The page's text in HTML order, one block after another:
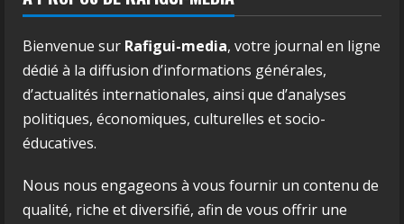
Bienvenue sur Rafigui-media, votre journal en ligne
dédié à la diffusion d’informations générales,
d’actualités internationales, ainsi que d’analyses
politiques, économiques, culturelles et socio-
éducatives.
Nous nous engageons à vous fournir un contenu de
qualité, riche et diversifié, afin de vous offrir une